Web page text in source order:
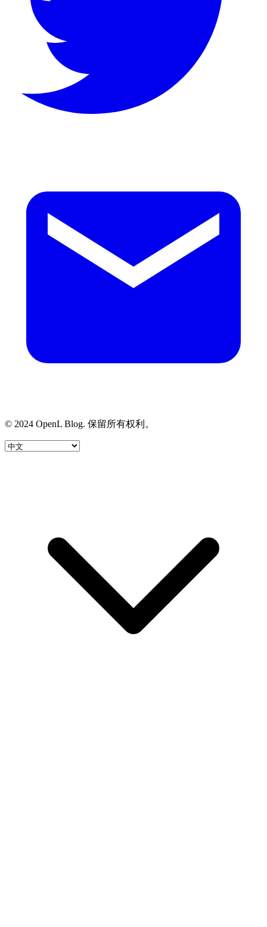
© 2024 OpenL Blog. 保留所有权利。